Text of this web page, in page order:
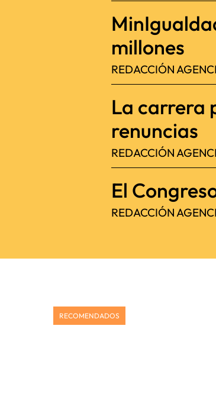
millones
REDACCIÓN
La carrera
renuncias
REDACCIÓN
El
REDACCIÓN
RECOMENDADOS